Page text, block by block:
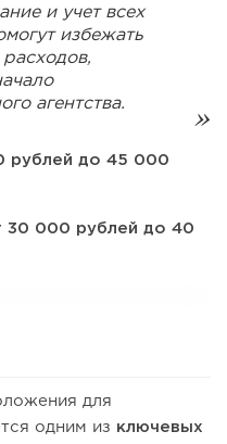
и учет всех
избежать
агентства.
рублей до 45 000
30 000 рублей до 40
для
одним из ключевых